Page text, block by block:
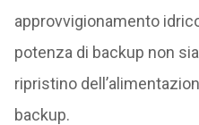
approvvigionamento
potenza di backup non
ripristino
backup.